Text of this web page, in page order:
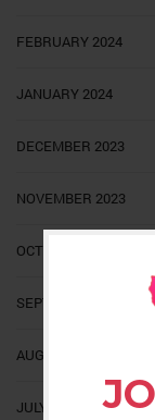
FEBRUARY 2024
JANUARY 2024
DECEMBER 2023
NOVEMBER 2023
OCTOBER 2023
SEPTEMBER 2023
AUGUST 2023
JULY 2023